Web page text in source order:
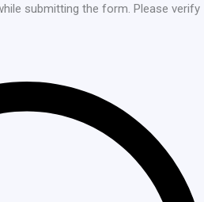
submitting the form. Please verify